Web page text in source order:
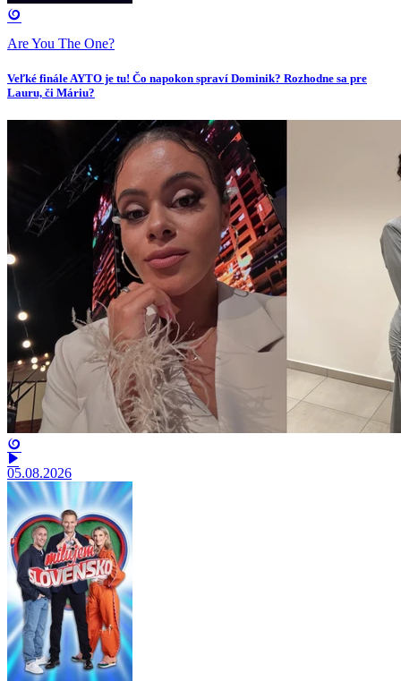
Are You The One?
Veľké finále AYTO je tu! Čo napokon spraví Dominik? Rozhodne sa pre
Lauru, či Máriu?
05.08.2026